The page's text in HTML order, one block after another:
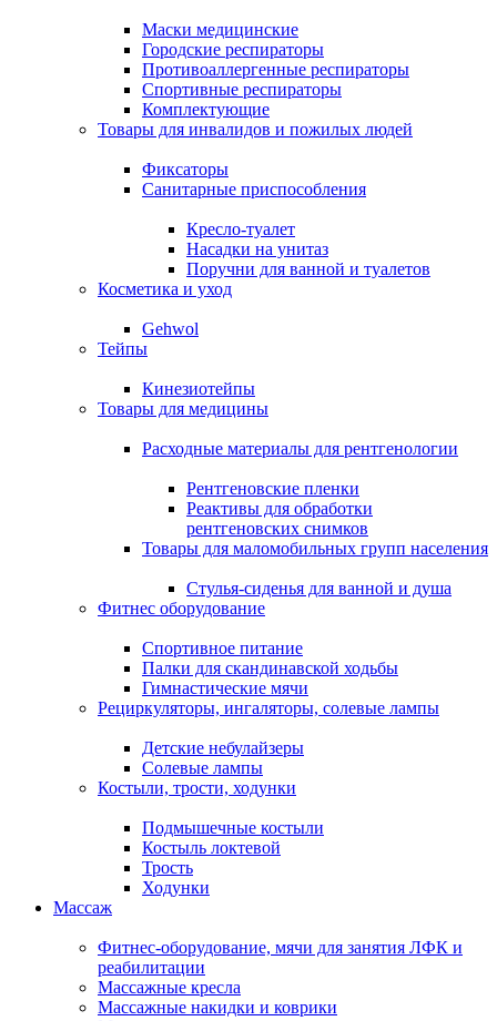
Маски медицинские
Городские респираторы
Противоаллергенные респираторы
Спортивные респираторы
Комплектующие
Товары для инвалидов и пожилых людей
Фиксаторы
Санитарные приспособления
Кресло-туалет
Насадки на унитаз
Поручни для ванной и туалетов
Косметика и уход
Gehwol
Тейпы
Кинезиотейпы
Товары для медицины
Расходные материалы для рентгенологии
Рентгеновские пленки
Реактивы для обработки
рентгеновских снимков
Товары для маломобильных групп населения
Стулья-сиденья для ванной и душа
Фитнес оборудование
Спортивное питание
Палки для скандинавской ходьбы
Гимнастические мячи
Рециркуляторы, ингаляторы, солевые лампы
Детские небулайзеры
Солевые лампы
Костыли, трости, ходунки
Подмышечные костыли
Костыль локтевой
Трость
Ходунки
Массаж
Фитнес-оборудование, мячи для занятия ЛФК и
реабилитации
Массажные кресла
Массажные накидки и коврики